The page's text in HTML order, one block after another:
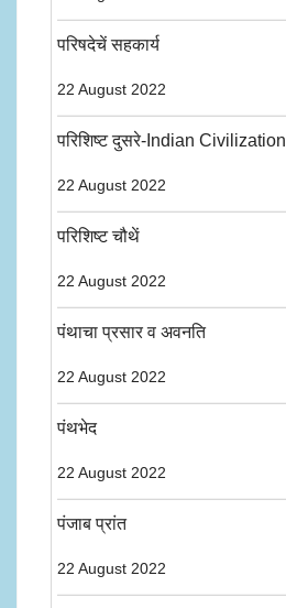
परिषदेचें सहकार्य
22 August 2022
परिशिष्ट दुसरे-Indian Civilization
22 August 2022
परिशिष्ट चौथें
22 August 2022
पंथाचा प्रसार व अवनति
22 August 2022
पंथभेद
22 August 2022
पंजाब प्रांत
22 August 2022